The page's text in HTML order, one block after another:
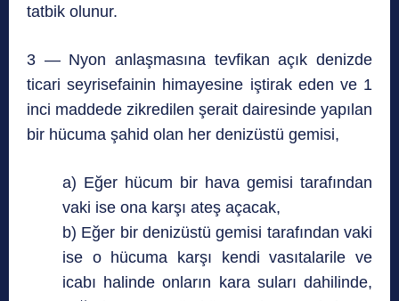
tatbik olunur.
3 — Nyon anlaşmasına tevfikan açık denizde
ticari seyrisefainin himayesine iştirak eden ve 1
inci maddede zikredilen şerait dairesinde yapılan
bir hücuma şahid olan her denizüstü gemisi,
a) Eğer hücum bir hava gemisi tarafından
vaki ise ona karşı ateş açacak,
b) Eğer bir denizüstü gemisi tarafından vaki
ise o hücuma karşı kendi vasıtalarile ve
icabı halinde onların kara suları dahilinde,